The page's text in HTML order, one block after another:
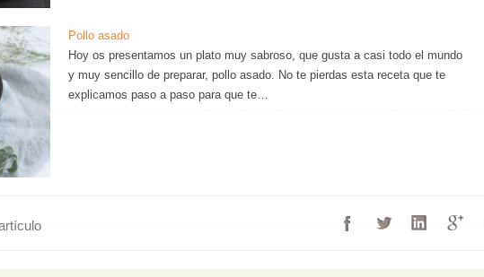
Pollo asado
Hoy os presentamos un plato muy sabroso, que gusta a casi todo el mundo
y muy sencillo de preparar, pollo asado. No te pierdas esta receta que te
explicamos paso a paso para que te…